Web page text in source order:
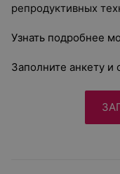
репродуктивных
Узнать подробнее
Заполните анкету и